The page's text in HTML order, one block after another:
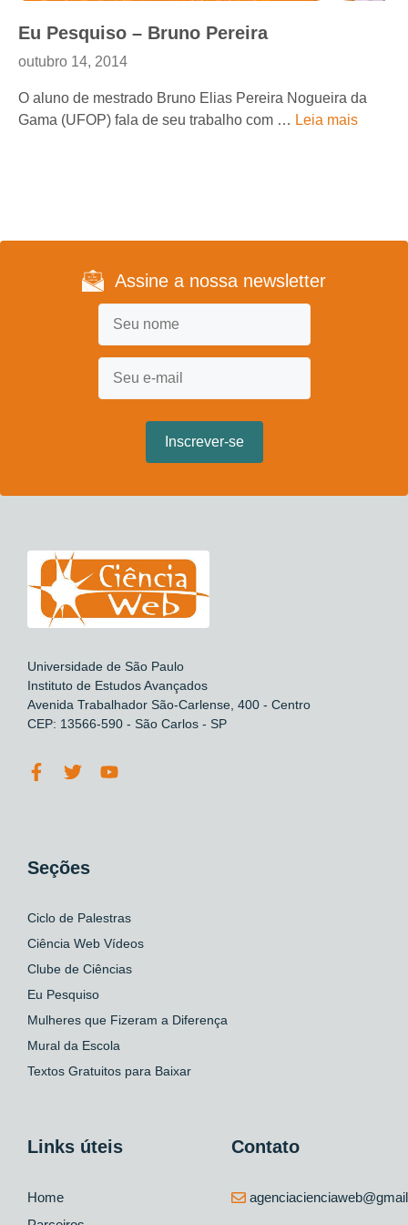
Eu Pesquiso – Bruno Pereira
outubro 14, 2014
O aluno de mestrado Bruno Elias Pereira Nogueira da
Gama (UFOP) fala de seu trabalho com … Leia mais
Assine a nossa newsletter
Universidade de São Paulo
Instituto de Estudos Avançados
Avenida Trabalhador São-Carlense, 400 - Centro
CEP: 13566-590 - São Carlos - SP
Seções
Ciclo de Palestras
Ciência Web Vídeos
Clube de Ciências
Eu Pesquiso
Mulheres que Fizeram a Diferença
Mural da Escola
Textos Gratuitos para Baixar
Links úteis
Home
Contato